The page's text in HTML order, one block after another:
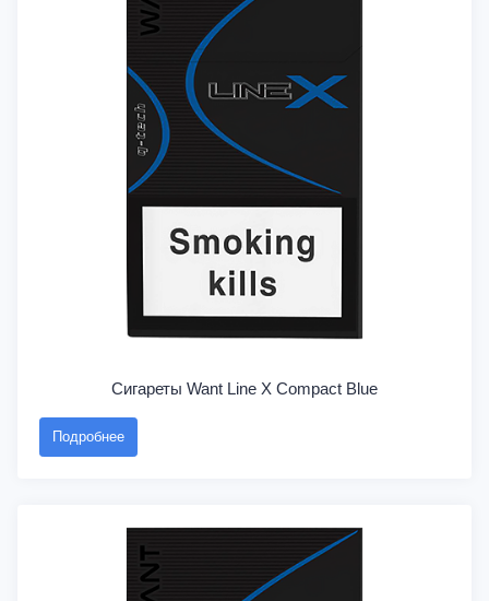
Сигареты Want Line X Compact Blue
Подробнее